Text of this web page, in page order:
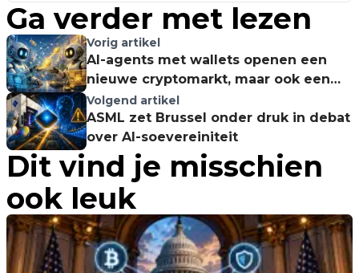
Ga verder met lezen
Vorig artikel
AI-agents met wallets openen een
nieuwe cryptomarkt, maar ook een
bestuurbaarheidsprobleem
Volgend artikel
ASML zet Brussel onder druk in debat
over AI-soevereiniteit
Dit vind je misschien
ook leuk